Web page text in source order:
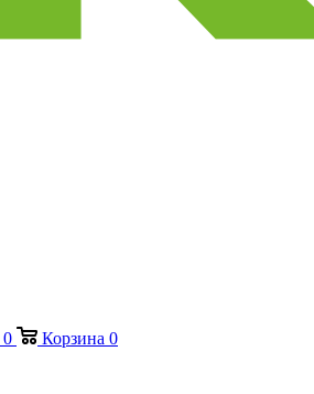
0 Корзина 0